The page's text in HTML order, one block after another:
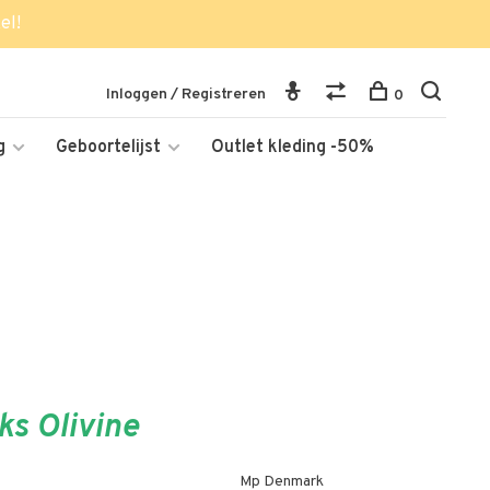
Geboortelijst Outlet kleding -50%
Inloggen / Registreren 0
Olivine
Mp Denmark